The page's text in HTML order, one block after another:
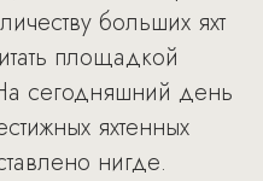
больших яхт
площадкой
сегодняшний день
яхтенных
нигде.